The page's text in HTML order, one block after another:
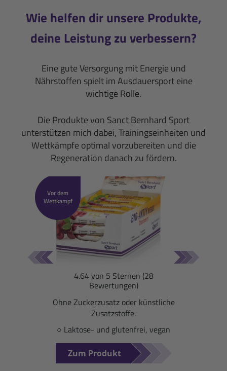
Wie helfen dir unsere Produkte,
deine Leistung zu verbessern?
Eine gute Versorgung mit Energie und
Nährstoffen spielt im Ausdauersport eine
wichtige Rolle.
Die Produkte von Sanct Bernhard Sport
unterstützen mich dabei, Trainingseinheiten und
Wettkämpfe optimal vorzubereiten und die
Regeneration danach zu fördern.
Vor dem
Wettkampf
Bio-Aktiv-Riegel
Cranberry: 20er-Packung (800 g)
4.64 von 5 Sternen (28
Bewertungen)
Ohne Zuckerzusatz oder künstliche
Zusatzstoffe.
○ Laktose- und glutenfrei, vegan
Zum Produkt